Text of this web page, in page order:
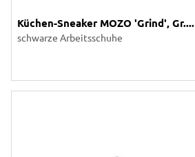
Küchen-Sneaker MOZO 'Grind', Gr....
schwarze Arbeitsschuhe